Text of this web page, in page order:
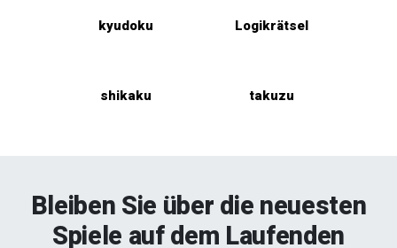
kyudoku Logikrätsel
shikaku takuzu
Bleiben Sie über die neuesten
Spiele auf dem Laufenden